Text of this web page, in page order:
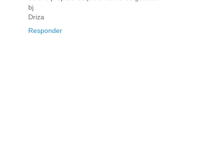
bj
Driza
Responder